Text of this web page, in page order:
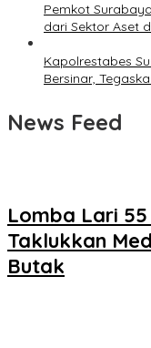
Pemkot
dari Sektor Aset
Kapolrestabes
Bersinar,
News Feed
Lomba Lari
Taklukkan
Butak